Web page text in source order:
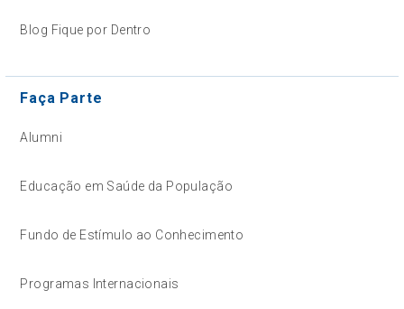
Blog Fique por Dentro
Faça Parte
Alumni
Educação em Saúde da População
Fundo de Estímulo ao Conhecimento
Programas Internacionais